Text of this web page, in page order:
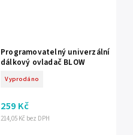
Programovatelný univerzální
dálkový ovladač BLOW
Vyprodáno
214,05 Kč bez DPH
259 Kč